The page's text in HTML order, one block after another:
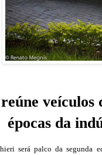
veículos
épocas da
será palco da segunda